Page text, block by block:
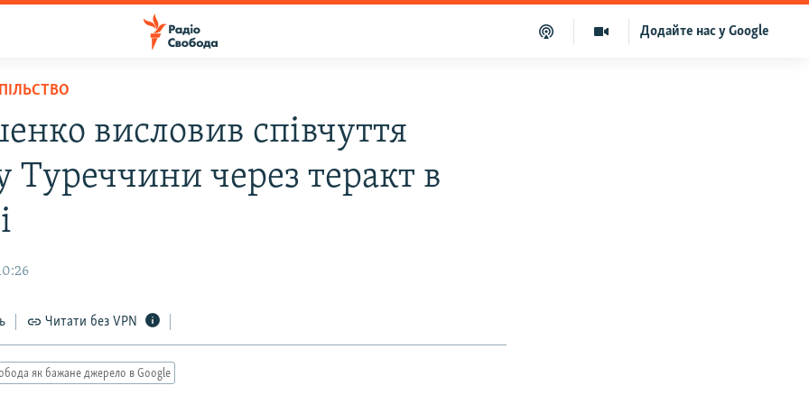
Додайте нас у Google
висловив співчуття
Туреччини через теракт в
Читати без VPN
як бажане джерело в Google